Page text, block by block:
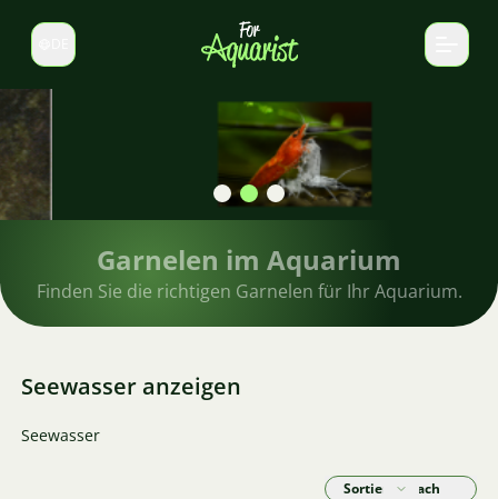
Sprache wechseln
Garnelen im Aquarium
Finden Sie die richtigen Garnelen für Ihr Aquarium.
Seewasser anzeigen
Seewasser
Sortieren nach